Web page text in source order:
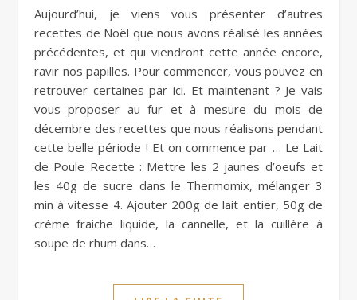
Aujourd’hui, je viens vous présenter d’autres
recettes de Noël que nous avons réalisé les années
précédentes, et qui viendront cette année encore,
ravir nos papilles. Pour commencer, vous pouvez en
retrouver certaines par ici. Et maintenant ? Je vais
vous proposer au fur et à mesure du mois de
décembre des recettes que nous réalisons pendant
cette belle période ! Et on commence par … Le Lait
de Poule Recette : Mettre les 2 jaunes d’oeufs et
les 40g de sucre dans le Thermomix, mélanger 3
min à vitesse 4. Ajouter 200g de lait entier, 50g de
crème fraiche liquide, la cannelle, et la cuillère à
soupe de rhum dans…